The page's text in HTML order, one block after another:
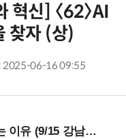
혁신] 〈62〉AI
찾자 (상)
2025-06-16 09:55
유 (9/15 강남역)